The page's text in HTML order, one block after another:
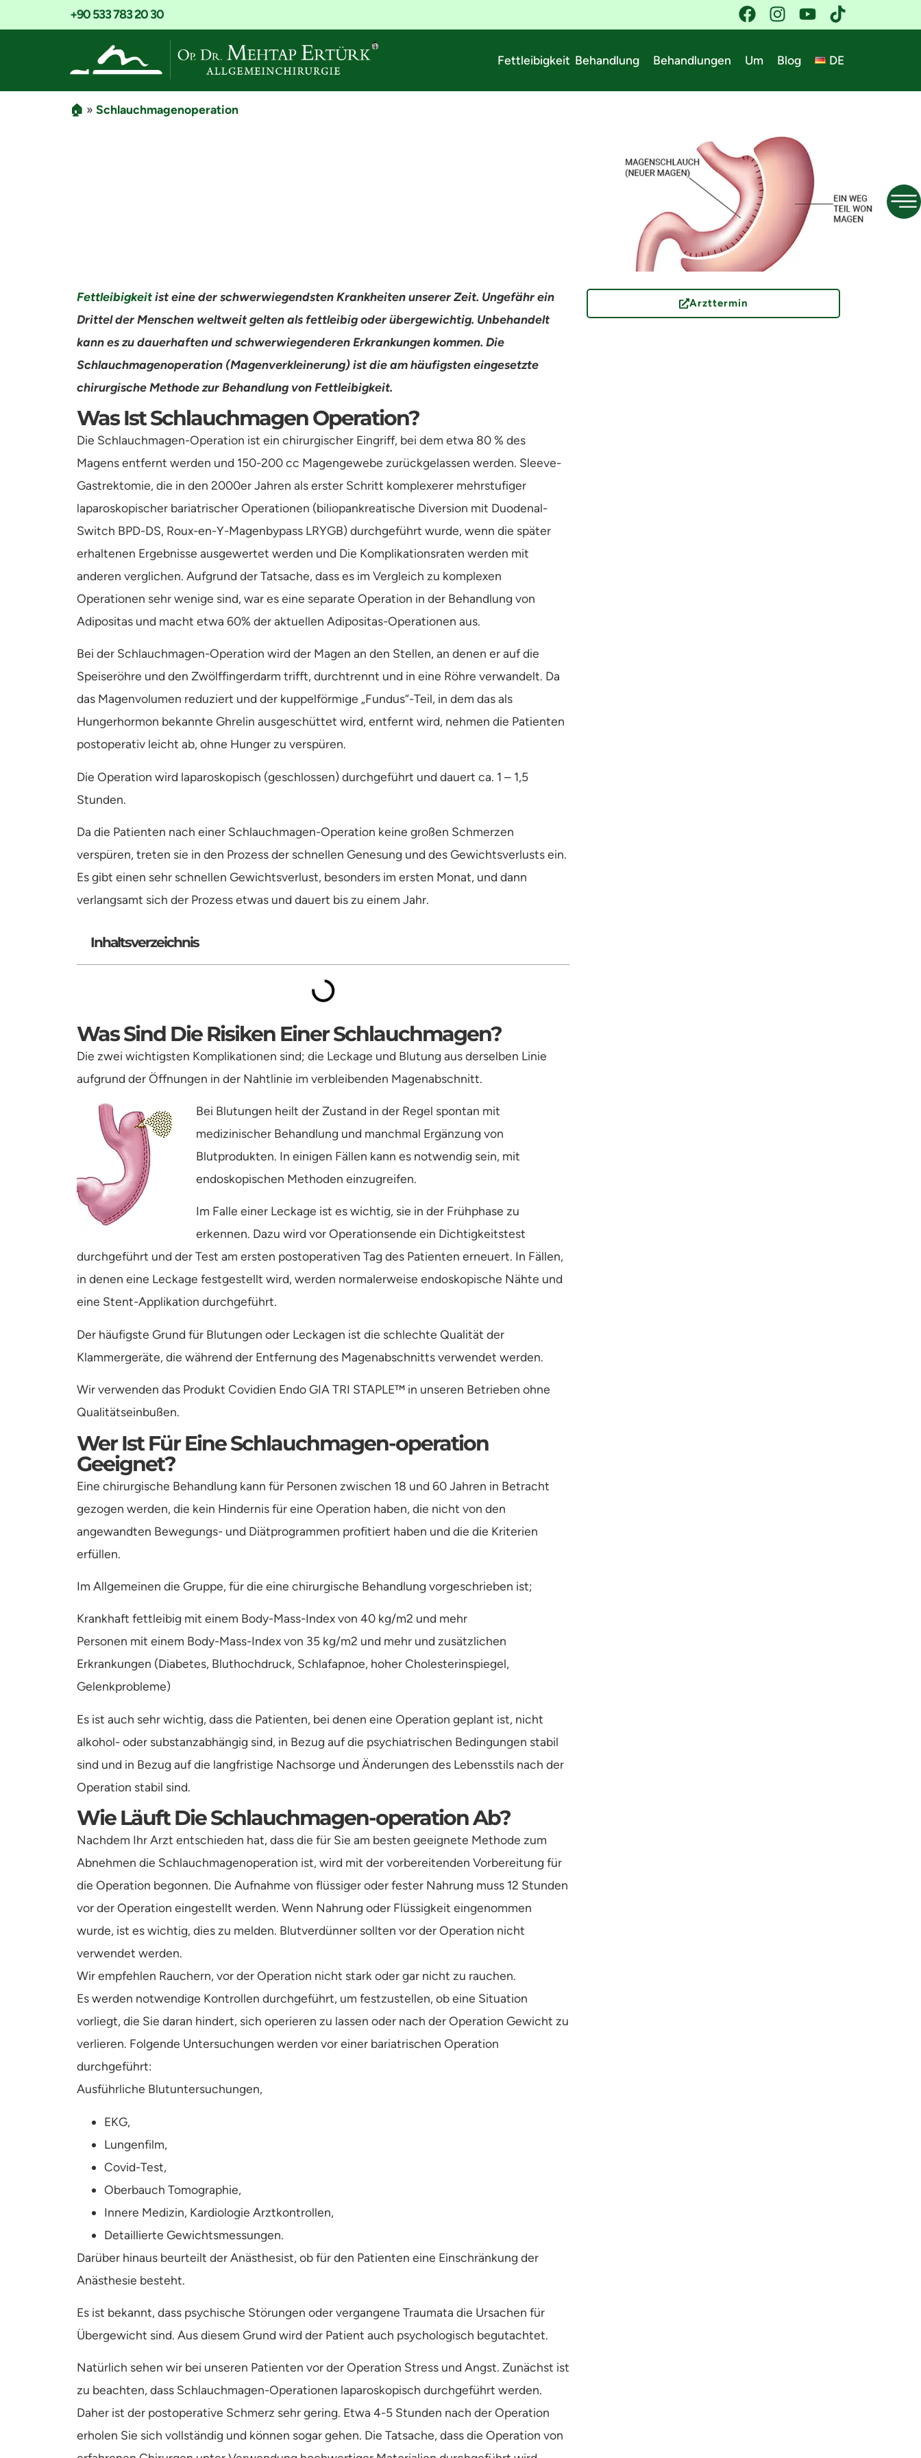
+90 533 783 20 30
Fettleibigkeit Behandlung Behandlungen Um Blog DE
🏠 » Schlauchmagenoperation
Fettleibigkeitist eine der schwerwiegendsten Krankheiten unserer Zeit. Ungefähr ein
Drittel der Menschen weltweit gelten als fettleibig oder übergewichtig. Unbehandelt
kann es zu dauerhaften und schwerwiegenderen Erkrankungen kommen. Die
Schlauchmagenoperation (Magenverkleinerung) ist die am häufigsten eingesetzte
chirurgische Methode zur Behandlung von Fettleibigkeit.
Was Ist Schlauchmagen Operation?
Die Schlauchmagen-Operation ist ein chirurgischer Eingriff, bei dem etwa 80 % des
Magens entfernt werden und 150-200 cc Magengewebe zurückgelassen werden. Sleeve-
Gastrektomie, die in den 2000er Jahren als erster Schritt komplexerer mehrstufiger
laparoskopischer bariatrischer Operationen (biliopankreatische Diversion mit Duodenal-
Switch BPD-DS, Roux-en-Y-Magenbypass LRYGB) durchgeführt wurde, wenn die später
erhaltenen Ergebnisse ausgewertet werden und Die Komplikationsraten werden mit
anderen verglichen. Aufgrund der Tatsache, dass es im Vergleich zu komplexen
Operationen sehr wenige sind, war es eine separate Operation in der Behandlung von
Adipositas und macht etwa 60% der aktuellen Adipositas-Operationen aus.
Bei der Schlauchmagen-Operation wird der Magen an den Stellen, an denen er auf die
Speiseröhre und den Zwölffingerdarm trifft, durchtrennt und in eine Röhre verwandelt. Da
das Magenvolumen reduziert und der kuppelförmige „Fundus“-Teil, in dem das als
Hungerhormon bekannte Ghrelin ausgeschüttet wird, entfernt wird, nehmen die Patienten
postoperativ leicht ab, ohne Hunger zu verspüren.
Die Operation wird laparoskopisch (geschlossen) durchgeführt und dauert ca. 1 – 1,5
Stunden.
Da die Patienten nach einer Schlauchmagen-Operation keine großen Schmerzen
verspüren, treten sie in den Prozess der schnellen Genesung und des Gewichtsverlusts ein.
Es gibt einen sehr schnellen Gewichtsverlust, besonders im ersten Monat, und dann
verlangsamt sich der Prozess etwas und dauert bis zu einem Jahr.
Inhaltsverzeichnis
Was Sind Die Risiken Einer Schlauchmagen?
Die zwei wichtigsten Komplikationen sind; die Leckage und Blutung aus derselben Linie
aufgrund der Öffnungen in der Nahtlinie im verbleibenden Magenabschnitt.
Bei Blutungen heilt der Zustand in der Regel spontan mit
medizinischer Behandlung und manchmal Ergänzung von
Blutprodukten. In einigen Fällen kann es notwendig sein, mit
endoskopischen Methoden einzugreifen.
Im Falle einer Leckage ist es wichtig, sie in der Frühphase zu
erkennen. Dazu wird vor Operationsende ein Dichtigkeitstest
durchgeführt und der Test am ersten postoperativen Tag des Patienten erneuert. In Fällen,
in denen eine Leckage festgestellt wird, werden normalerweise endoskopische Nähte und
eine Stent-Applikation durchgeführt.
Der häufigste Grund für Blutungen oder Leckagen ist die schlechte Qualität der
Klammergeräte, die während der Entfernung des Magenabschnitts verwendet werden.
Wir verwenden das Produkt Covidien Endo GIA TRI STAPLE™ in unseren Betrieben ohne
Qualitätseinbußen.
Wer Ist Für Eine Schlauchmagen-operation
Geeignet?
Eine chirurgische Behandlung kann für Personen zwischen 18 und 60 Jahren in Betracht
gezogen werden, die kein Hindernis für eine Operation haben, die nicht von den
angewandten Bewegungs- und Diätprogrammen profitiert haben und die die Kriterien
erfüllen.
Im Allgemeinen die Gruppe, für die eine chirurgische Behandlung vorgeschrieben ist;
Krankhaft fettleibig mit einem Body-Mass-Index von 40 kg/m2 und mehr
Personen mit einem Body-Mass-Index von 35 kg/m2 und mehr und zusätzlichen
Erkrankungen (Diabetes, Bluthochdruck, Schlafapnoe, hoher Cholesterinspiegel,
Gelenkprobleme)
Es ist auch sehr wichtig, dass die Patienten, bei denen eine Operation geplant ist, nicht
alkohol- oder substanzabhängig sind, in Bezug auf die psychiatrischen Bedingungen stabil
sind und in Bezug auf die langfristige Nachsorge und Änderungen des Lebensstils nach der
Operation stabil sind.
Wie Läuft Die Schlauchmagen-operation Ab?
Nachdem Ihr Arzt entschieden hat, dass die für Sie am besten geeignete Methode zum
Abnehmen die Schlauchmagenoperation ist, wird mit der vorbereitenden Vorbereitung für
die Operation begonnen. Die Aufnahme von flüssiger oder fester Nahrung muss 12 Stunden
vor der Operation eingestellt werden. Wenn Nahrung oder Flüssigkeit eingenommen
wurde, ist es wichtig, dies zu melden. Blutverdünner sollten vor der Operation nicht
verwendet werden.
Wir empfehlen Rauchern, vor der Operation nicht stark oder gar nicht zu rauchen.
Es werden notwendige Kontrollen durchgeführt, um festzustellen, ob eine Situation
vorliegt, die Sie daran hindert, sich operieren zu lassen oder nach der Operation Gewicht zu
verlieren. Folgende Untersuchungen werden vor einer bariatrischen Operation
durchgeführt:
Ausführliche Blutuntersuchungen,
EKG,
Lungenfilm,
Covid-Test,
Oberbauch Tomographie,
Innere Medizin, Kardiologie Arztkontrollen,
Detaillierte Gewichtsmessungen.
Darüber hinaus beurteilt der Anästhesist, ob für den Patienten eine Einschränkung der
Anästhesie besteht.
Es ist bekannt, dass psychische Störungen oder vergangene Traumata die Ursachen für
Übergewicht sind. Aus diesem Grund wird der Patient auch psychologisch begutachtet.
Natürlich sehen wir bei unseren Patienten vor der Operation Stress und Angst. Zunächst ist
zu beachten, dass Schlauchmagen-Operationen laparoskopisch durchgeführt werden.
Daher ist der postoperative Schmerz sehr gering. Etwa 4-5 Stunden nach der Operation
erholen Sie sich vollständig und können sogar gehen. Die Tatsache, dass die Operation von
Arzttermin